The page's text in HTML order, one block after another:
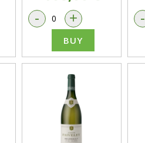
- +
BUY
-